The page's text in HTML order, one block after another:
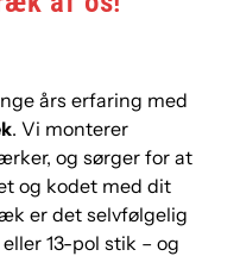
års erfaring med
. Vi monterer
og sørger for at
og kodet med dit
er det selvfølgelig
13-pol stik – og